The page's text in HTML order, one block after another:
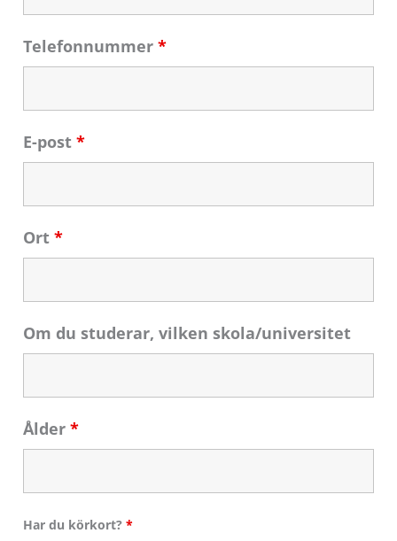
Telefonnummer*
E-post*
Ort*
Om du studerar, vilken skola/universitet
Ålder*
Har du körkort?*